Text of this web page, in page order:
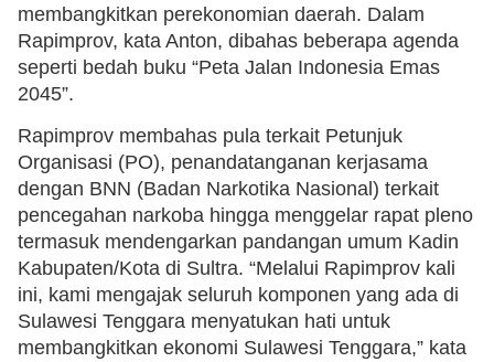
membangkitkan perekonomian daerah. Dalam
Rapimprov, kata Anton, dibahas beberapa agenda
seperti bedah buku “Peta Jalan Indonesia Emas
2045”.
Rapimprov membahas pula terkait Petunjuk
Organisasi (PO), penandatanganan kerjasama
dengan BNN (Badan Narkotika Nasional) terkait
pencegahan narkoba hingga menggelar rapat pleno
termasuk mendengarkan pandangan umum Kadin
Kabupaten/Kota di Sultra. “Melalui Rapimprov kali
ini, kami mengajak seluruh komponen yang ada di
Sulawesi Tenggara menyatukan hati untuk
membangkitkan ekonomi Sulawesi Tenggara,” kata